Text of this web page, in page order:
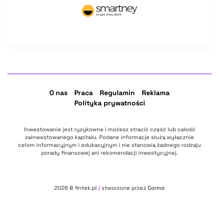
O nas Praca Regulamin
Reklama
Polityka prywatności
Inwestowanie jest ryzykowne i możesz stracić część lub całość
zainwestowanego kapitału. Podane informacje służą wyłącznie
celom informacyjnym i edukacyjnym i nie stanowią żadnego rodzaju
porady finansowej ani rekomendacji inwestycyjnej.
2026 © fintek.pl / stworzone przez Cormo